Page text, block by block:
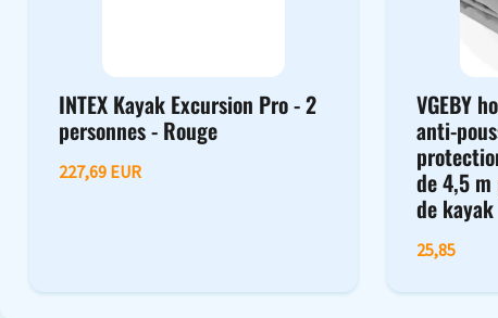
INTEX Kayak Excursion Pro - 2
personnes - Rouge
227,69 EUR
VGEBY
anti-
de 4,5 m
de kayak
25,85